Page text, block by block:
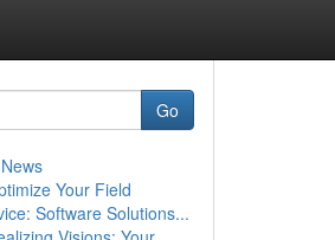
Go
Your Field
Software Solutions...